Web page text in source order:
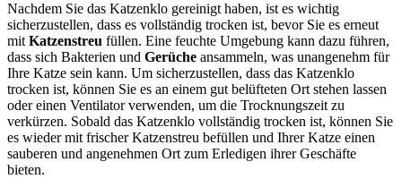
Nachdem Sie das Katzenklo gereinigt haben, ist es wichtig
sicherzustellen, dass es vollständig trocken ist, bevor Sie es erneut
mit Katzenstreu füllen. Eine feuchte Umgebung kann dazu führen,
dass sich Bakterien und Gerüche ansammeln, was unangenehm für
Ihre Katze sein kann. Um sicherzustellen, dass das Katzenklo
trocken ist, können Sie es an einem gut belüfteten Ort stehen lassen
oder einen Ventilator verwenden, um die Trocknungszeit zu
verkürzen. Sobald das Katzenklo vollständig trocken ist, können Sie
es wieder mit frischer Katzenstreu befüllen und Ihrer Katze einen
sauberen und angenehmen Ort zum Erledigen ihrer Geschäfte
bieten.